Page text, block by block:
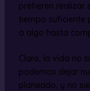
prefieren realizar
tiempo suficiente
a algo hasta
Claro, la vida no
podemos dejar
planeado, y no